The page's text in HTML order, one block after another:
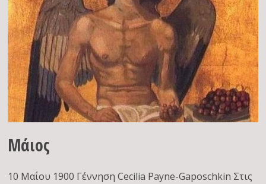
Μάιος
10 Μαΐου 1900 Γέννηση Cecilia Payne-Gaposchkin Στις